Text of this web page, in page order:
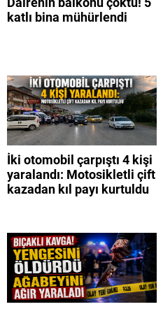
katlı bina mühürlendi
İki otomobil çarpıştı 4 kişi
yaralandı: Motosikletli çift
kazadan kıl payı kurtuldu